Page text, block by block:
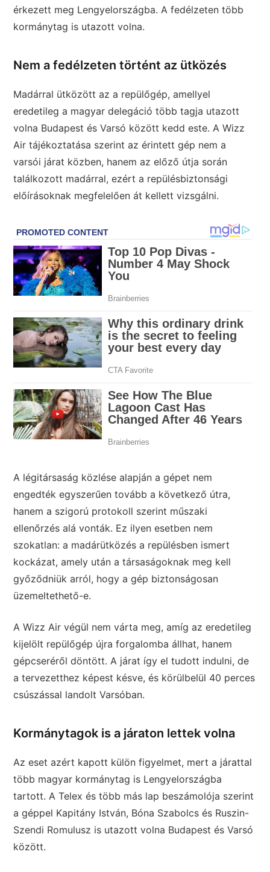
érkezett meg Lengyelországba. A fedélzeten több
kormánytag is utazott volna.
Nem a fedélzeten történt az ütközés
Madárral ütközött az a repülőgép, amellyel
eredetileg a magyar delegáció több tagja utazott
volna Budapest és Varsó között kedd este. A Wizz
Air tájékoztatása szerint az érintett gép nem a
varsói járat közben, hanem az előző útja során
találkozott madárral, ezért a repülésbiztonsági
előírásoknak megfelelően át kellett vizsgálni.
A légitársaság közlése alapján a gépet nem
engedték egyszerűen tovább a következő útra,
hanem a szigorú protokoll szerint műszaki
ellenőrzés alá vonták. Ez ilyen esetben nem
szokatlan: a madárütközés a repülésben ismert
kockázat, amely után a társaságoknak meg kell
győződniük arról, hogy a gép biztonságosan
üzemeltethető-e.
A Wizz Air végül nem várta meg, amíg az eredetileg
kijelölt repülőgép újra forgalomba állhat, hanem
gépcseréről döntött. A járat így el tudott indulni, de
a tervezetthez képest késve, és körülbelül 40 perces
csúszással landolt Varsóban.
Kormánytagok is a járaton lettek volna
Az eset azért kapott külön figyelmet, mert a járattal
több magyar kormánytag is Lengyelországba
tartott. A Telex és több más lap beszámolója szerint
a géppel Kapitány István, Bóna Szabolcs és Ruszin-
Szendi Romulusz is utazott volna Budapest és Varsó
között.